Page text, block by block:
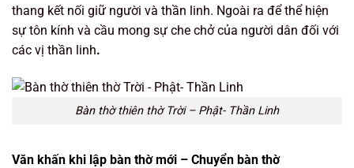
thang kết nối giữ người và thần linh. Ngoài ra để thể hiện
sự tôn kính và cầu mong sự che chở của người dân đối với
các vị thần linh.
Bàn thờ thiên thờ Trời – Phật- Thần Linh
Văn khấn khi lập bàn thờ mới – Chuyển bàn thờ